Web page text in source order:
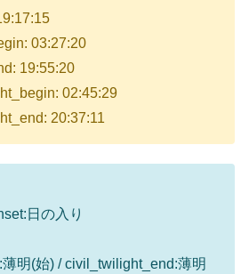
03:27:20
19:55:20
02:45:29
20:37:11
日の入り
明(始) / civil_twilight_end:薄明